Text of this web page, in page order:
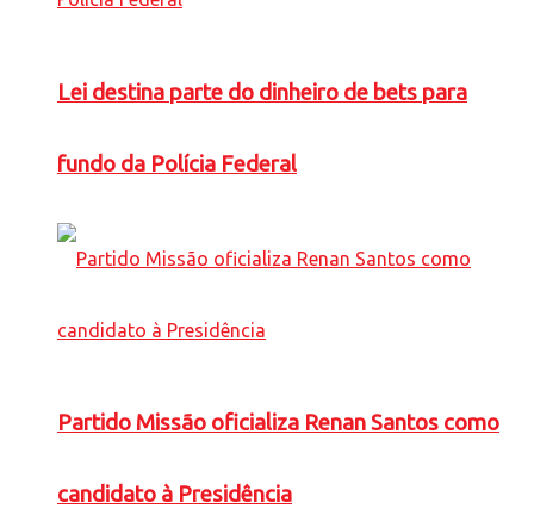
Lei destina parte do dinheiro de bets para
fundo da Polícia Federal
Partido Missão oficializa Renan Santos como
candidato à Presidência